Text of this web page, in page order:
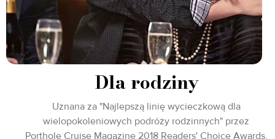
Dla rodziny
Uznana za "Najlepszą linię wycieczkową dla
wielopokoleniowych podróży rodzinnych" przez
Porthole Cruise Magazine 2018 Readers' Choice Awards,